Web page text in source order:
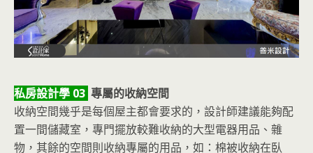
私房設計學 03 專屬的收納空間
收納空間幾乎是每個屋主都會要求的，設計師建議能夠配
置一間儲藏室，專門擺放較難收納的大型電器用品、雜
物，其餘的空間則收納專屬的用品，如：棉被收納在臥